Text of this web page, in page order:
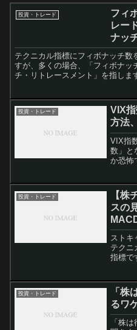
投資・トレード
フィ
レー
ナッ
テクニカル指標にフィボナッチ
すが、多くの場合、「フィボナッ
チ・リトレースメント」を指しま
投資・トレード
VIX
方法
VIX指
数」と
か恐怖
ティ
「VIX
投資・トレード
【株
スの
違い
ストキ
テクニ
指標で
は%K
す。
投資・トレード
「株
るワ
「株